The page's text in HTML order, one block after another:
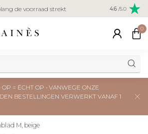
de voorraad strekt Veilig
creditcard
4.6 /5.0
0
OP = ÉCHT OP • VANWEGE ONZE
BESTELLINGEN VERWERKT VANAF 1
M, beige